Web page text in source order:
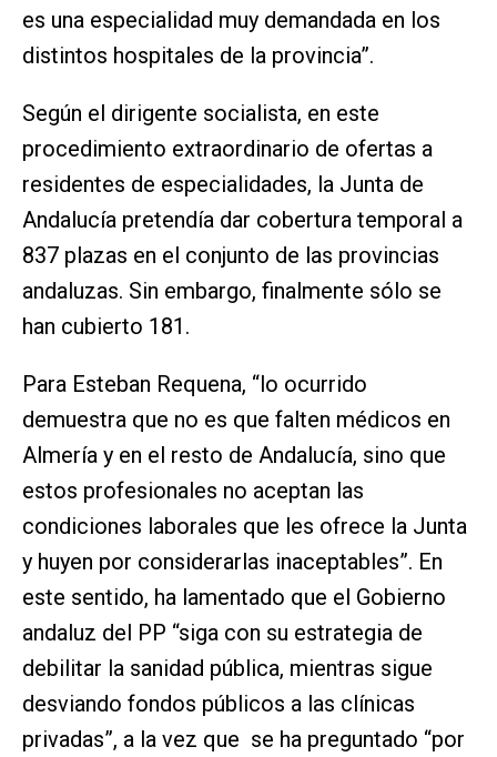
es una especialidad muy demandada en los
distintos hospitales de la provincia”.
Según el dirigente socialista, en este
procedimiento extraordinario de ofertas a
residentes de especialidades, la Junta de
Andalucía pretendía dar cobertura temporal a
837 plazas en el conjunto de las provincias
andaluzas. Sin embargo, finalmente sólo se
han cubierto 181.
Para Esteban Requena, “lo ocurrido
demuestra que no es que falten médicos en
Almería y en el resto de Andalucía, sino que
estos profesionales no aceptan las
condiciones laborales que les ofrece la Junta
y huyen por considerarlas inaceptables”. En
este sentido, ha lamentado que el Gobierno
andaluz del PP “siga con su estrategia de
debilitar la sanidad pública, mientras sigue
desviando fondos públicos a las clínicas
privadas”, a la vez que se ha preguntado “por